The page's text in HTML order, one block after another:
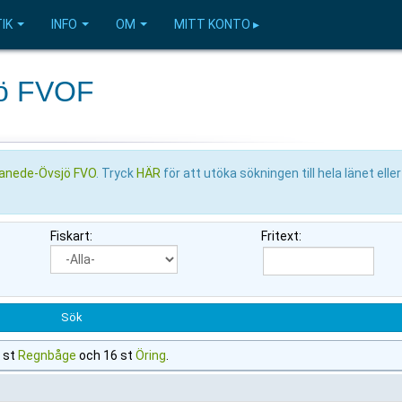
INFO OM MITT KONTO ▸
FVOF
Övsjö FVO . Tryck HÄR för att utöka sökningen till hela länet
Fiskart: Fritext:
st Regnbåge och 16 st Öring